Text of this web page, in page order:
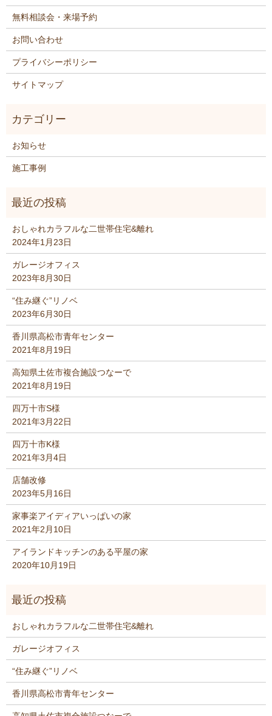
無料相談会・来場予約
お問い合わせ
プライバシーポリシー
サイトマップ
お知らせ
施工事例
おしゃれカラフルな二世帯住宅&離れ
2024年1月23日
ガレージオフィス
2023年8月30日
“住み継ぐ”リノベ
2023年6月30日
香川県高松市青年センター
2021年8月19日
高知県土佐市複合施設つなーで
2021年8月19日
四万十市S様
2021年3月22日
四万十市K様
2021年3月4日
店舗改修
2023年5月16日
家事楽アイディアいっぱいの家
2021年2月10日
アイランドキッチンのある平屋の家
2020年10月19日
おしゃれカラフルな二世帯住宅&離れ
ガレージオフィス
“住み継ぐ”リノベ
香川県高松市青年センター